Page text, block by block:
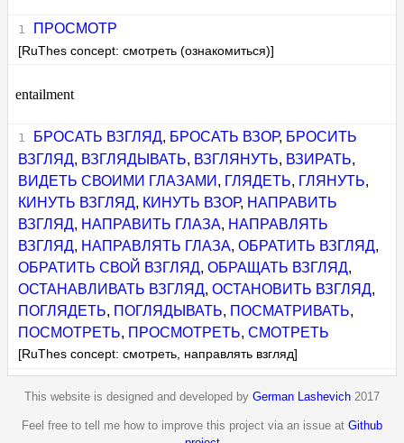
ПРОСМОТР
[RuThes concept: смотреть (ознакомиться)]
entailment
БРОСАТЬ ВЗГЛЯД, БРОСАТЬ ВЗОР, БРОСИТЬ
ВЗГЛЯД, ВЗГЛЯДЫВАТЬ, ВЗГЛЯНУТЬ, ВЗИРАТЬ,
ВИДЕТЬ СВОИМИ ГЛАЗАМИ , ГЛЯДЕТЬ, ГЛЯНУТЬ,
КИНУТЬ ВЗГЛЯД, КИНУТЬ ВЗОР, НАПРАВИТЬ
ВЗГЛЯД, НАПРАВИТЬ ГЛАЗА, НАПРАВЛЯТЬ
ВЗГЛЯД, НАПРАВЛЯТЬ ГЛАЗА,ОБРАТИТЬ ВЗГЛЯД,
ОБРАТИТЬ СВОЙ ВЗГЛЯД,ОБРАЩАТЬ ВЗГЛЯД,
ОСТАНАВЛИВАТЬ ВЗГЛЯД,ОСТАНОВИТЬ ВЗГЛЯД,
ПОГЛЯДЕТЬ, ПОГЛЯДЫВАТЬ, ПОСМАТРИВАТЬ,
ПОСМОТРЕТЬ, ПРОСМОТРЕТЬ,СМОТРЕТЬ
[RuThes concept: смотреть, направлять взгляд]
This website is designed and developed by German Lashevich 2017
Feel free to tell me how to improve this project via an issue at Github